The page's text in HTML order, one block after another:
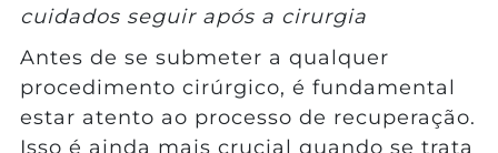
cuidados seguir após a cirurgia
Antes de se submeter a qualquer
procedimento cirúrgico, é fundamental
estar atento ao processo de recuperação.
Isso é ainda mais crucial quando se trata